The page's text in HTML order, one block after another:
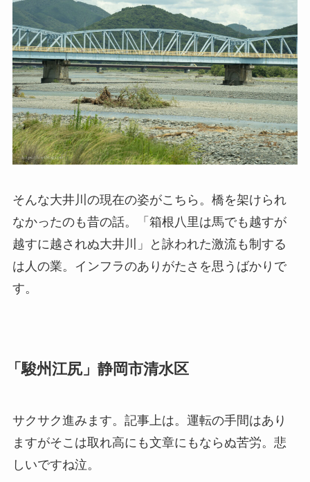
そんな大井川の現在の姿がこちら。橋を架けられ
なかったのも昔の話。「箱根八里は馬でも越すが
越すに越されぬ大井川」と詠われた激流も制する
は人の業。インフラのありがたさを思うばかりで
す。
「駿州江尻」静岡市清水区
サクサク進みます。記事上は。運転の手間はあり
ますがそこは取れ高にも文章にもならぬ苦労。悲
しいですね泣。